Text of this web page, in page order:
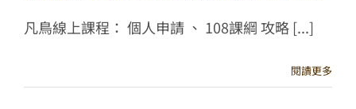
凡鳥線上課程： 個人申請 、 108課綱 攻略 [...]
閱讀更多